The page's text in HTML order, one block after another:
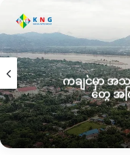
ဘက် Howa ရွာ
Namtau (နမ့်တ
(၁)ကြိမ် နဲ့
Hpaikawng က
ဖြစ်ပွားတယ်။
စစ်ကြောင်းတွ
တိုက်ပွဲ ဖြစ်ပွာ
ကချင်မှာ
တွေ အက